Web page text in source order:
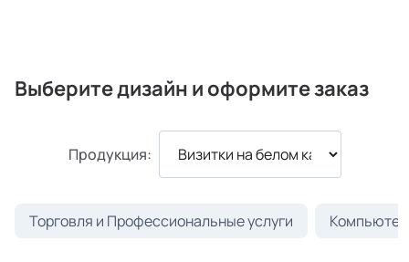
Выберите дизайн и оформите заказ
Продукция:
Торговля и Профессиональные услуги